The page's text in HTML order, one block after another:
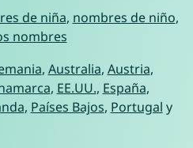
de niña, nombres de niño,
nombres
, Australia, Austria,
, EE.UU., España,
, Países Bajos, Portugal y